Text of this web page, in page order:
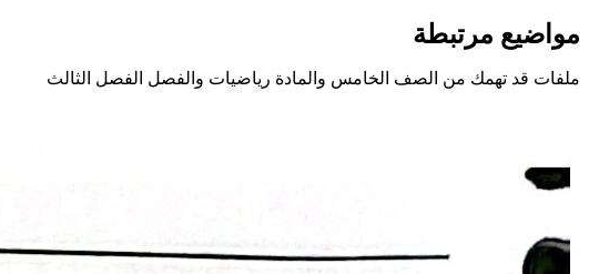
مواضيع مرتبطة
ملفات قد تهمك من الصف الخامس والمادة رياضيات والفصل الفصل الثالث